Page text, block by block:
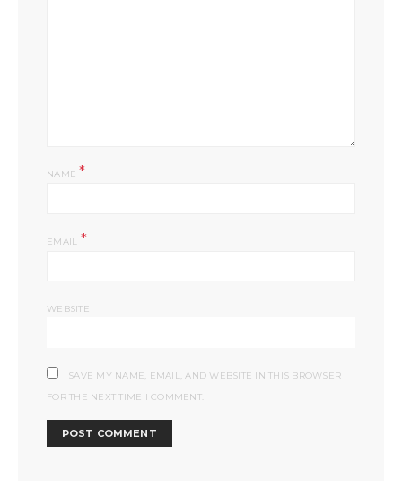
NAME *
EMAIL *
WEBSITE
SAVE MY NAME, EMAIL, AND WEBSITE IN THIS BROWSER
FOR THE NEXT TIME I COMMENT.